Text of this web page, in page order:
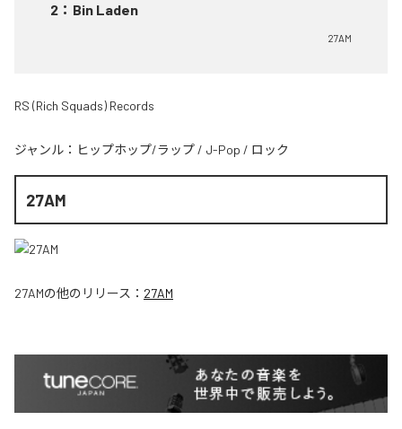
2 ： Bin Laden
27AM
RS (Rich Squads) Records
ジャンル： ヒップホップ/ラップ / J-Pop / ロック
27AM
27AMの他のリリース： 27AM